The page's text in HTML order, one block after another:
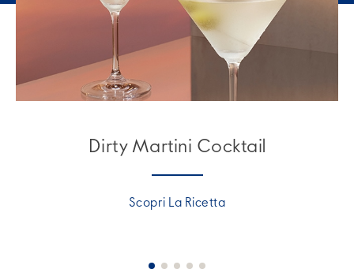
Dirty Martini Cocktail
Scopri La Ricetta